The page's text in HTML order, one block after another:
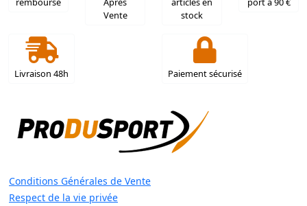
Vente
stock
Livraison 48h Paiement sécurisé
Conditions Générales de Vente
Respect de la vie privée